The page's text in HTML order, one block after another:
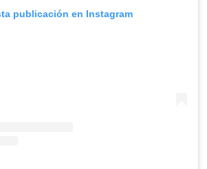
publicación en Instagram